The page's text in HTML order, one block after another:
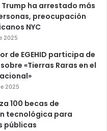
ha arrestado más
preocupación
NYC
2025
de EGEHID participa de
«Tierras Raras en el
2025
100 becas de
tecnológica para
públicas